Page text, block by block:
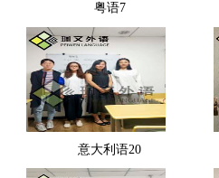
粤语7
意大利语20